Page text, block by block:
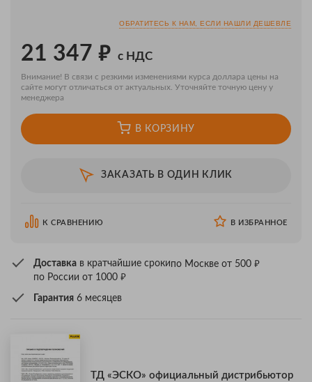
ОБРАТИТЕСЬ К НАМ, ЕСЛИ НАШЛИ ДЕШЕВЛЕ
21 347 ₽ с НДС
Внимание! В связи с резкими изменениями курса доллара цены на
сайте могут отличаться от актуальных. Уточняйте точную цену у
менеджера
В КОРЗИНУ
ЗАКАЗАТЬ В ОДИН КЛИК
К СРАВНЕНИЮ В ИЗБРАННОЕ
Доставка в кратчайшие срокипо Москве от 500 ₽
по России от 1000 ₽
Гарантия 6 месяцев
ТД «ЭСКО» официальный дистрибьютор